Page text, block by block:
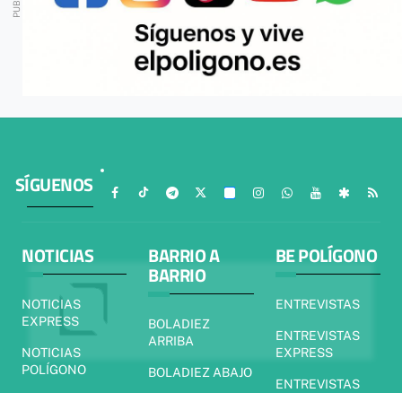
SÍGUENOS
NOTICIAS
NOTICIAS
EXPRESS
NOTICIAS
POLÍGONO
BARRIO A
BARRIO
BOLADIEZ
ARRIBA
BOLADIEZ ABAJO
BE POLÍGONO
ENTREVISTAS
ENTREVISTAS
EXPRESS
ENTREVISTAS